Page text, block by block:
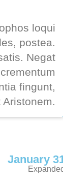
loqui
postea.
Negat
fingunt,
January